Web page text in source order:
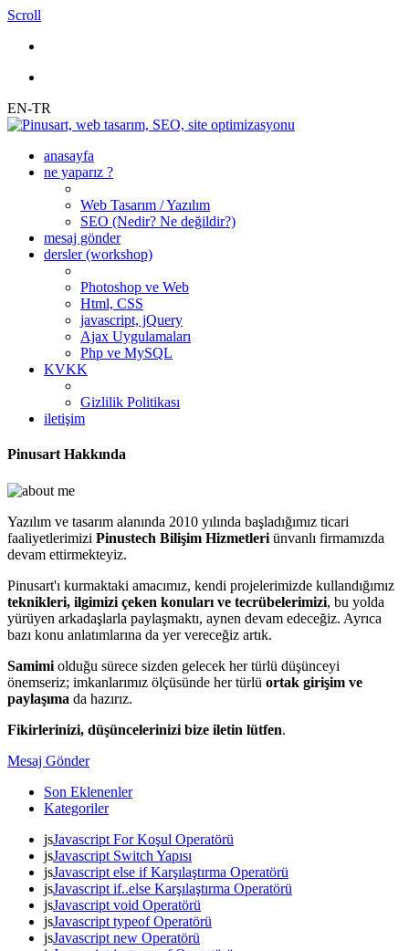
Scroll
EN-TR
anasayfa
ne yaparız ?
Web Tasarım / Yazılım
SEO (Nedir? Ne değildir?)
mesaj gönder
dersler (workshop)
Photoshop ve Web
Html, CSS
javascript, jQuery
Ajax Uygulamaları
Php ve MySQL
KVKK
Gizlilik Politikası
iletişim
Pinusart Hakkında
Yazılım ve tasarım alanında 2010 yılında başladığımız ticari
faaliyetlerimizi Pinustech Bilişim Hizmetleri ünvanlı firmamızda
devam ettirmekteyiz.
Pinusart'ı kurmaktaki amacımız, kendi projelerimizde kullandığımız
teknikleri, ilgimizi çeken konuları ve tecrübelerimizi, bu yolda
yürüyen arkadaşlarla paylaşmaktı, aynen devam edeceğiz. Ayrıca
bazı konu anlatımlarına da yer vereceğiz artık.
Samimi olduğu sürece sizden gelecek her türlü düşünceyi
önemseriz; imkanlarımız ölçüsünde her türlü ortak girişim ve
paylaşıma da hazırız.
Fikirlerinizi, düşüncelerinizi bize iletin lütfen.
Mesaj Gönder
Son Eklenenler
Kategoriler
jsJavascript For Koşul Operatörü
jsJavascript Switch Yapısı
jsJavascript else if Karşılaştırma Operatörü
jsJavascript if..else Karşılaştırma Operatörü
jsJavascript void Operatörü
jsJavascript typeof Operatörü
jsJavascript new Operatörü